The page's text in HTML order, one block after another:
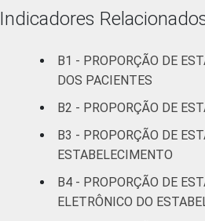
leitos)
Internação
(mais de
50 leitos)
Serviço de
Apoio à
Diagnose
e Terapia
Indicadores
B1 - PROPORÇÃO DE
DOS PACIENTES
B2 - PROPORÇÃO DE
B3 - PROPORÇÃO DE
ESTABELECIMENTO
B4 - PROPORÇÃO DE
ELETRÔNICO DO